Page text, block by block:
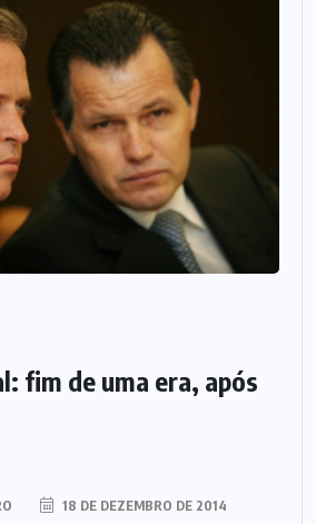
fim de uma era, após
18 DE DEZEMBRO DE 2014